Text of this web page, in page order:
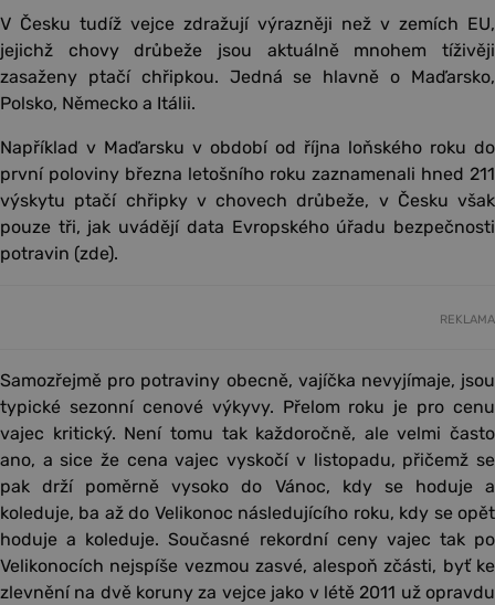
V Česku tudíž vejce zdražují výrazněji než v zemích EU,
jejichž chovy drůbeže jsou aktuálně mnohem tíživěji
zasaženy ptačí chřipkou. Jedná se hlavně o Maďarsko,
Polsko, Německo a Itálii.
Například v Maďarsku v období od října loňského roku do
první poloviny března letošního roku zaznamenali hned 211
výskytu ptačí chřipky v chovech drůbeže, v Česku však
pouze tři, jak uvádějí data Evropského úřadu bezpečnosti
potravin (zde).
REKLAMA
Samozřejmě pro potraviny obecně, vajíčka nevyjímaje, jsou
typické sezonní cenové výkyvy. Přelom roku je pro cenu
vajec kritický. Není tomu tak každoročně, ale velmi často
ano, a sice že cena vajec vyskočí v listopadu, přičemž se
pak drží poměrně vysoko do Vánoc, kdy se hoduje a
koleduje, ba až do Velikonoc následujícího roku, kdy se opět
hoduje a koleduje. Současné rekordní ceny vajec tak po
Velikonocích nejspíše vezmou zasvé, alespoň zčásti, byť ke
zlevnění na dvě koruny za vejce jako v létě 2011 už opravdu